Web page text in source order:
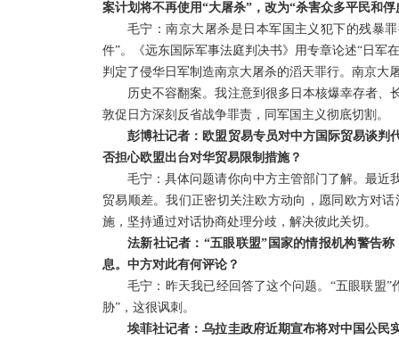
案计划将不再使用“大屠杀”，改为“杀害众多平民和
毛宁：南京大屠杀是日本军国主义犯下的残暴
件”。《远东国际军事法庭判决书》用专章论述“日军
判定了侵华日军制造南京大屠杀的滔天罪行。南京大
历史不容翻案。我注意到很多日本核爆幸存者
敦促日方深刻反省战争罪责，同军国主义彻底切割。
彭博社记者：欧盟贸易专员对中方国际贸易谈判
否担心欧盟出台对华贸易限制措施？
毛宁：具体问题请你向中方主管部门了解。最近
贸易顺差。我们正密切关注欧方动向，愿同欧方对
施，坚持通过对话协商处理分歧，解决彼此关切。
法新社记者：“五眼联盟”国家的情报机构警告
息。中方对此有何评论？
毛宁：昨天我已经回答了这个问题。“五眼联盟
胁”，这很讽刺。
埃菲社记者：乌拉圭政府近期宣布将对中国公民